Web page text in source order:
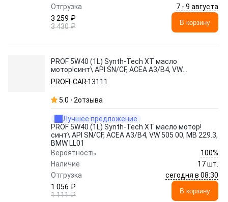
Отгрузка
7 - 9 августа
3 259 ₽
3 430 ₽
В корзину
PROF 5W40 (1L) Synth-Tech XT масло
мотор!синт\ API SN/CF, ACEA A3/B4, VW
505 00, MB 229.3, BMW LL01
PROFI-CAR 13111
5.0 2отзыва
Лучшее предложение
PROF 5W40 (1L) Synth-Tech XT масло мотор!
синт\ API SN/CF, ACEA A3/B4, VW 505 00, MB 229.3,
BMW LL01
Вероятность
100%
Наличие
17 шт.
Отгрузка
сегодня в 08:30
1 056 ₽
1 111 ₽
В корзину